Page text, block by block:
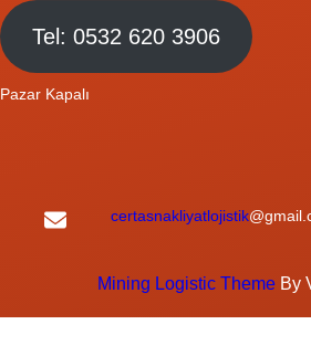
Tel: 0532 620 3906
Pazar Kapalı
certasnakliyatlojistik
Mining Logistic Theme By